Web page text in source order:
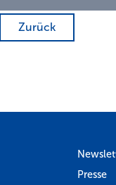
Zurück
Presse